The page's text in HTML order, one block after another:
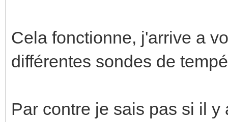
Cela fonctionne, j'arrive a
différentes sondes de
Par contre je sais pas si il